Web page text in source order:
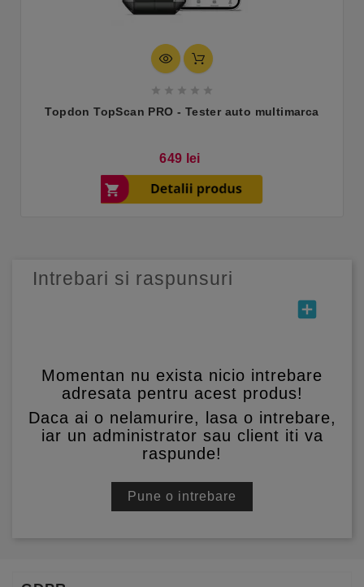
    
Topdon TopScan PRO - Tester auto multimarca
649 lei
Intrebari si raspunsuri
add_box
Momentan nu exista nicio intrebare
adresata pentru acest produs!
Daca ai o nelamurire, lasa o intrebare,
iar un administrator sau client iti va
raspunde!
Pune o intrebare